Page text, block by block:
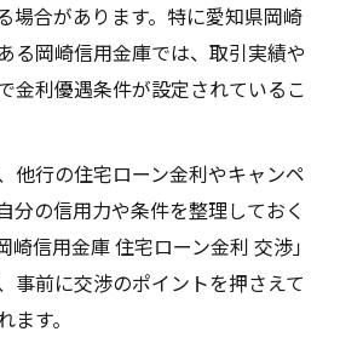
場合があります。特に愛知県岡崎
る岡崎信用金庫では、取引実績や
金利優遇条件が設定されているこ
他行の住宅ローン金利やキャンペ
分の信用力や条件を整理しておく
崎信用金庫 住宅ローン金利 交渉」
事前に交渉のポイントを押さえて
す。